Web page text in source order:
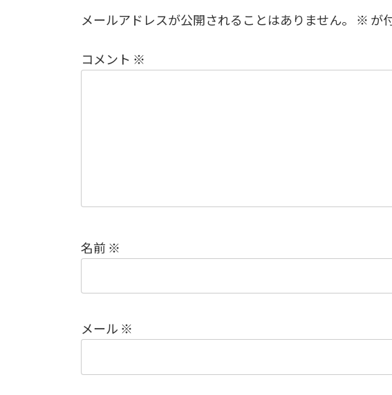
メールアドレスが公開されることはありません。 ※ が
コメント ※
名前 ※
メール ※